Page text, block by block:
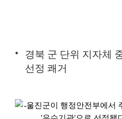
경북 군 단위 지자체
선정 쾌거